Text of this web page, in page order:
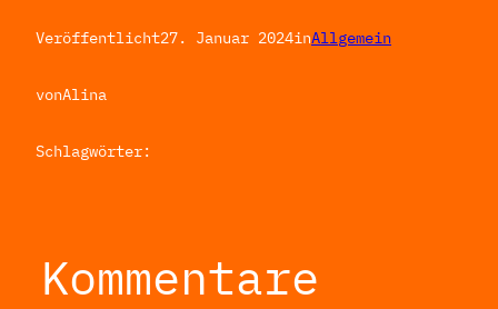
Veröffentlicht27. Januar 2024inAllgemein
vonAlina
Schlagwörter:
Kommentare